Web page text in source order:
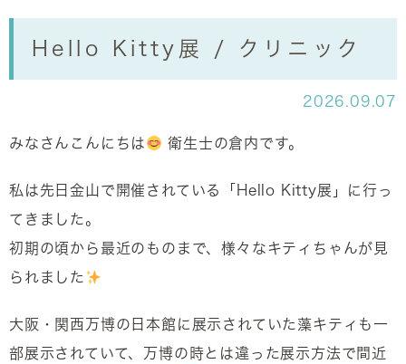
Hello Kitty展 / クリニック
2026.09.07
みなさんこんにちは 衛生士の倉内です。
私は先日金山で開催されている「Hello Kitty展」に行っ
てきました。
初期の頃から最近のものまで、様々なキティちゃんが見
られました
大阪・関西万博の日本館に展示されていた藻キティも一
部展示されていて、万博の時とは違った展示方法で間近